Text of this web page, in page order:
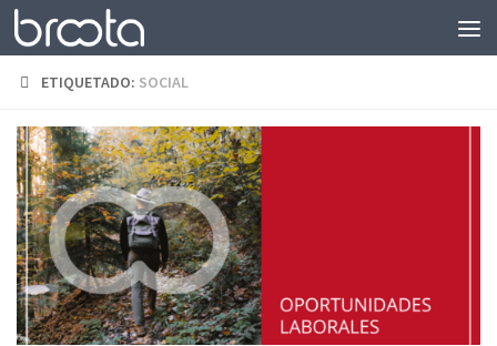
Saltar al contenido
ETIQUETADO: SOCIAL